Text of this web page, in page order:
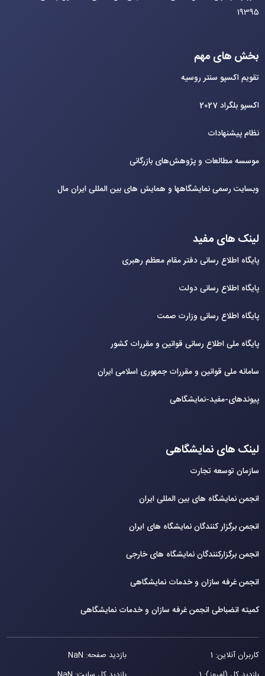
19395
بخش های مهم
تقویم اکسپو سنتر روسیه
اکسپو بلگراد 2027
نظام پیشنهادات
موسسه مطالعات و پژوهش‌های بازرگانی
وبسایت رسمی نمایشگاهها و همایش های بین‌ المللی ایران مال
لینک های مفید
پایگاه اطلاع رسانی دفتر مقام معظم رهبری
پایگاه اطلاع رسانی دولت
پایگاه اطلاع رسانی وزارت صمت
پایگاه ملی اطلاع رسانی قوانین و مقررات کشور
سامانه ملی قوانین و مقررات جمهوری اسلامی ایران
پیوندهای-مفید-نمایشگاهی
لینک های نمایشگاهی
سازمان توسعه تجارت
انجمن نمایشگاه های بین المللی ایران
انجمن برگزار کنندگان نمایشگاه های ایران
انجمن برگزارکنندگان نمایشگاه های خارجی
انجمن غرفه سازان و خدمات نمایشگاهی
کمیته انضباطی انجمن غرفه سازان و خدمات نمایشگاهی
کاربران آنلاین: 1
بازدید صفحه: NaN